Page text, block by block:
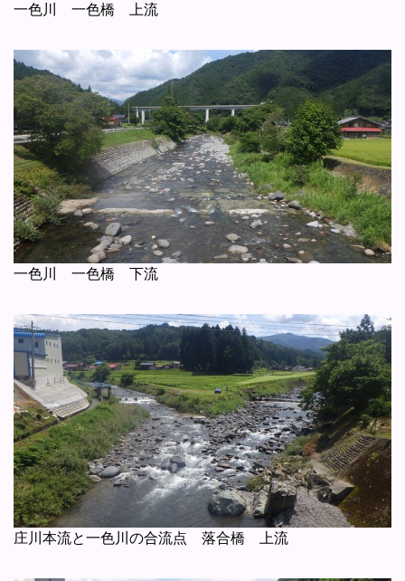
一色川 一色橋 上流
一色川 一色橋 下流
庄川本流と一色川の合流点 落合橋 上流